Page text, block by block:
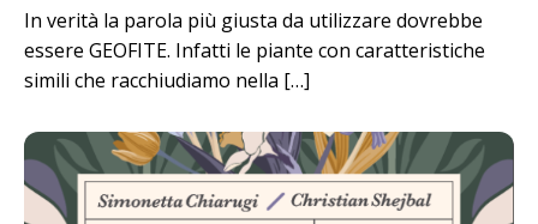
In verità la parola più giusta da utilizzare dovrebbe
essere GEOFITE. Infatti le piante con caratteristiche
simili che racchiudiamo nella […]